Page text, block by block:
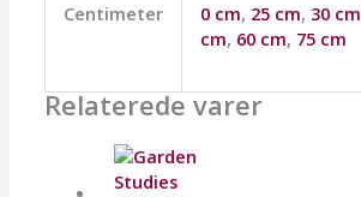
Centimeter 0 cm, 25 cm, 30 cm
cm, 60 cm, 75 cm
Relaterede varer